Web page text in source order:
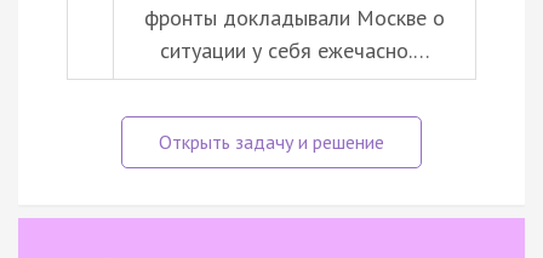
фронты докладывали Москве о
ситуации у себя ежечасно.…